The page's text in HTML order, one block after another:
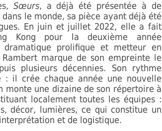
Sœurs, a déjà été présentée à de
le monde, sa pièce ayant déjà été
En juin et juillet 2022, elle a fait
Kong pour la deuxième année
dramatique prolifique et metteur en
Rambert marque de son empreinte le
plusieurs décennies. Son rythme
: il crée chaque année une nouvelle
monte une dizaine de son répertoire à
localement toutes les équipes :
décor, lumières, ce qui constitue un
et de logistique.